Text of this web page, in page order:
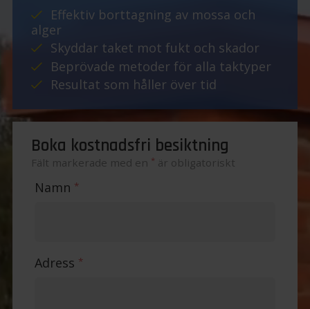
Effektiv borttagning av mossa och
alger
Skyddar taket mot fukt och skador
Beprövade metoder för alla taktyper
Resultat som håller över tid
Boka kostnadsfri besiktning
Fält markerade med en * är obligatoriskt
Namn *
Adress *